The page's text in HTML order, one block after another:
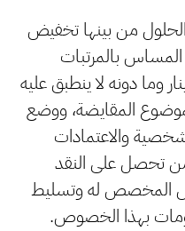
من بينها تخفيض
مع عدم المساس بالمرتبات
ووضع حد 1000 دينار وما دونه لا ينطبق عليه
المقايضة، ووضع
والاعتمادات
تحصل على النقد
المخصص له وتسليط
بهذا الخصوص.